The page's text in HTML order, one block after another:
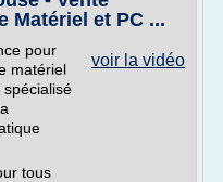
Matériel et PC ...
voir la vidéo
pour
matériel
tous